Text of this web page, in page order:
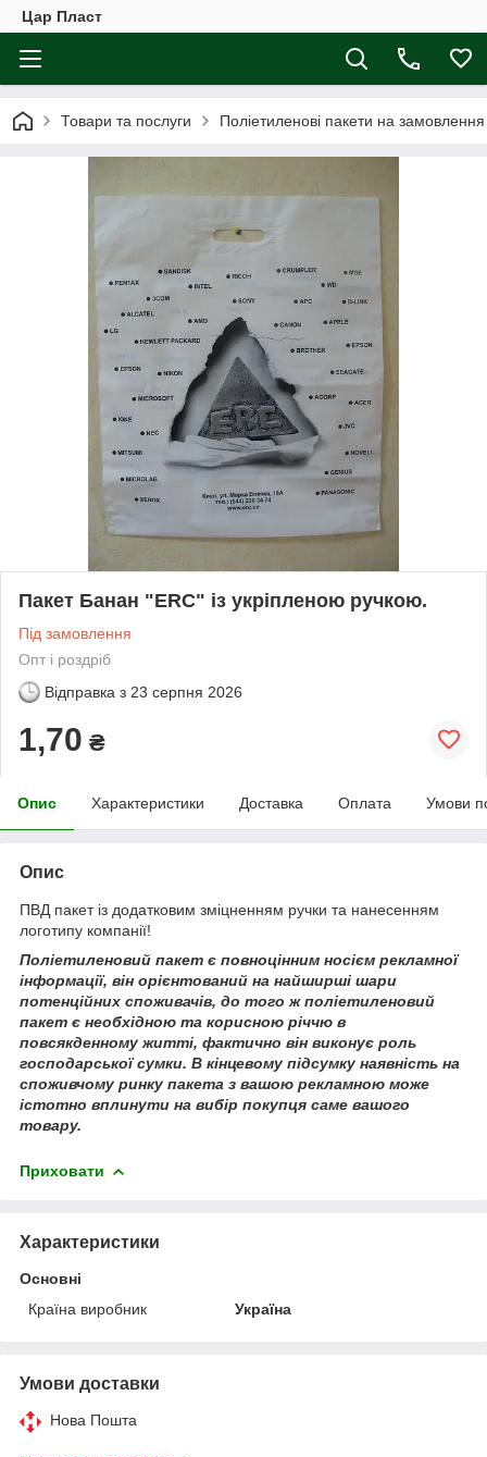
Цар Пласт
Товари та послуги Поліетиленові пакети на замовлення
Пакет Банан "ERC" із укріпленою ручкою.
Під замовлення
Опт і роздріб
Відправка з 23 серпня 2026
1,70 ₴
Опис Характеристики Доставка Оплата Умови
Опис
ПВД пакет із додатковим зміцненням ручки та нанесенням
логотипу компанії!
Поліетиленовий пакет є повноцінним носієм рекламної
інформації, він орієнтований на найширші шари
потенційних споживачів, до того ж поліетиленовий
пакет є необхідною та корисною річчю в
повсякденному житті, фактично він виконує роль
господарської сумки. В кінцевому підсумку наявність на
споживчому ринку пакета з вашою рекламною може
істотно вплинути на вибір покупця саме вашого
товару.
Приховати
Характеристики
Основні
Країна виробник
Україна
Умови доставки
Нова Пошта